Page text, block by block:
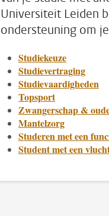
Universiteit Leiden
ondersteuning om
Studiekeuze
Studievertraging
Studievaardigheden
Topsport
Zwangerschap &
Mantelzorg
Studeren met een
Student met een